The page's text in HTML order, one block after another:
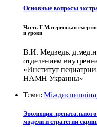
Основные вопросы
Часть ІI Материнская
и уроки
В.И. Медведь,
отделением
«Институт
НАМН Украины»
Теми:
Эволюция
модели и стратегии